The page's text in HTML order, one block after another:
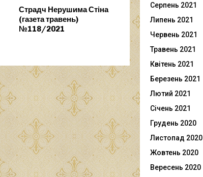
Страдч Нерушима Стіна
(газета травень)
№118/2021
Серпень 2021
Липень 2021
Червень 2021
Травень 2021
Квітень 2021
Березень 2021
Лютий 2021
Січень 2021
Грудень 2020
Листопад 2020
Жовтень 2020
Вересень 2020